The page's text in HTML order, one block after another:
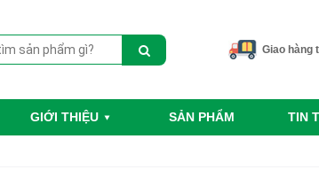
Giao hàng
GIỚI THIỆU SẢN PHẨM TIN